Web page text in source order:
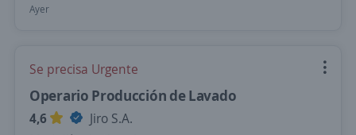
Ayer
Se precisa Urgente
Operario Producción de Lavado
4,6
Jiro S.A.